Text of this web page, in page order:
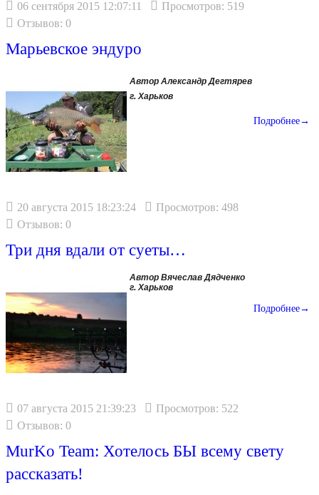
06 сентября 2015 12:07:11
Просмотров: 519
Отзывов: 0
Марьевское эндуро
Автор Александр Дегтярев
г. Харьков
Подробнее→
20 августа 2015 18:23:24
Просмотров: 498
Отзывов: 0
Три дня вдали от суеты…
Автор Вячеслав Дядченко
г. Харьков
Подробнее→
07 августа 2015 21:39:23
Просмотров: 522
Отзывов: 0
MurKo Team: Хотелось БЫ всему свету
рассказать!